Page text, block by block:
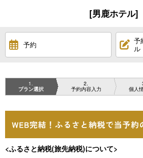
[男鹿ホテル]
予約
予
ル
1
プラン選択
2
予約内容入力 個人
<ふるさと納税(旅先納税)について>